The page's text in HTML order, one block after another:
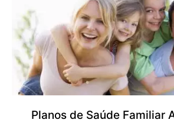
Planos de Saúde Familiar